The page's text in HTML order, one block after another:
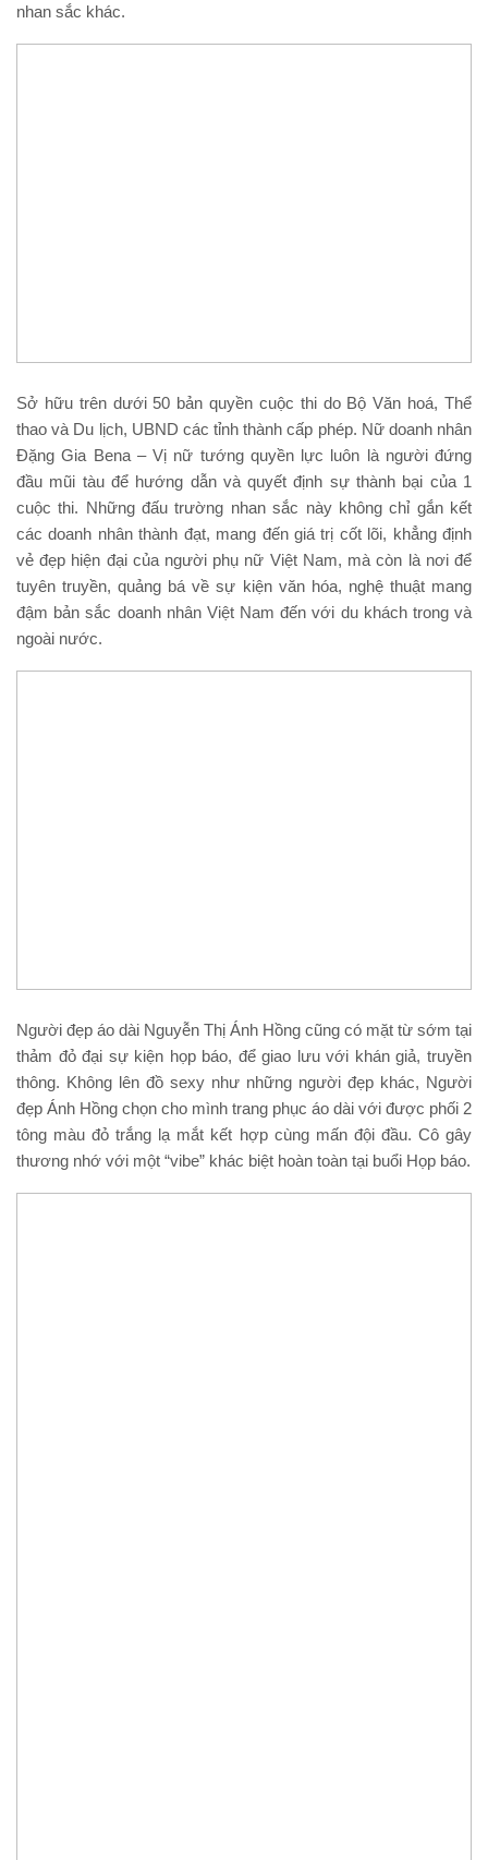
nhan sắc khác.
Sở hữu trên dưới 50 bản quyền cuộc thi do Bộ Văn hoá, Thể
thao và Du lịch, UBND các tỉnh thành cấp phép. Nữ doanh nhân
Đặng Gia Bena – Vị nữ tướng quyền lực luôn là người đứng
đầu mũi tàu để hướng dẫn và quyết định sự thành bại của 1
cuộc thi. Những đấu trường nhan sắc này không chỉ gắn kết
các doanh nhân thành đạt, mang đến giá trị cốt lõi, khẳng định
vẻ đẹp hiện đại của người phụ nữ Việt Nam, mà còn là nơi để
tuyên truyền, quảng bá về sự kiện văn hóa, nghệ thuật mang
đậm bản sắc doanh nhân Việt Nam đến với du khách trong và
ngoài nước.
Người đẹp áo dài Nguyễn Thị Ánh Hồng cũng có mặt từ sớm tại
thảm đỏ đại sự kiện họp báo, để giao lưu với khán giả, truyền
thông. Không lên đồ sexy như những người đẹp khác, Người
đẹp Ánh Hồng chọn cho mình trang phục áo dài với được phối 2
tông màu đỏ trắng lạ mắt kết hợp cùng mấn đội đầu. Cô gây
thương nhớ với một “vibe” khác biệt hoàn toàn tại buổi Họp báo.